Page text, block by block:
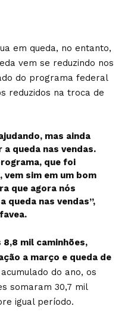
em queda, no entanto,
vem se reduzindo nos
do programa federal
reduzidos na troca de
mas ainda
queda nas vendas.
que foi
sim em um bom
que agora nós
queda nas vendas”,
mil caminhões,
a março e queda de
do ano, os
somaram 30,7 mil
igual período.